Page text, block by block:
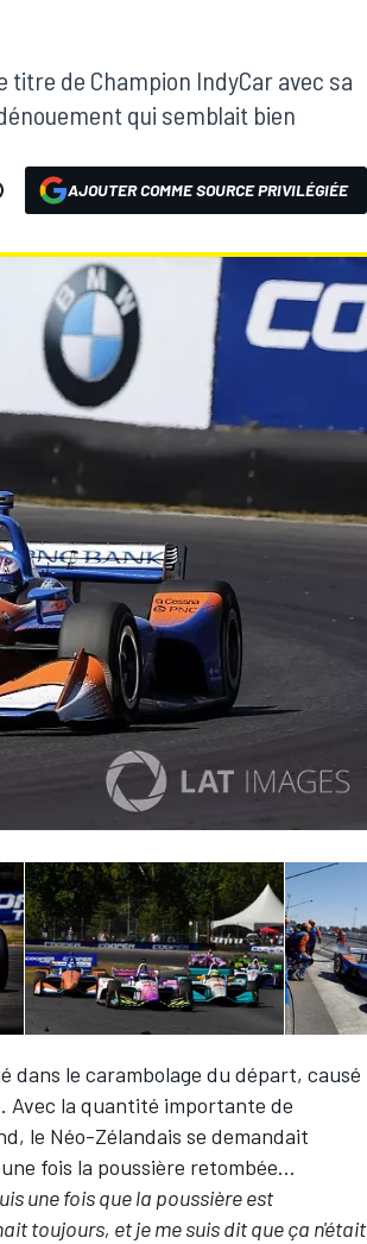
titre de Champion IndyCar avec sa
qui semblait bien
AJOUTER COMME SOURCE PRIVILÉGIÉE
dans le carambolage du départ, causé
Avec la quantité importante de
le Néo-Zélandais se demandait
fois la poussière retombée...
une fois que la poussière est
toujours, et je me suis dit que ça n'était